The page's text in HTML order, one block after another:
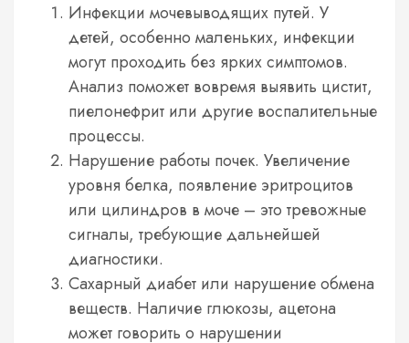
Инфекции мочевыводящих путей. У
детей, особенно маленьких, инфекции
могут проходить без ярких симптомов.
Анализ поможет вовремя выявить цистит,
пиелонефрит или другие воспалительные
процессы.
Нарушение работы почек. Увеличение
уровня белка, появление эритроцитов
или цилиндров в моче – это тревожные
сигналы, требующие дальнейшей
диагностики.
Сахарный диабет или нарушение обмена
веществ. Наличие глюкозы, ацетона
может говорить о нарушении